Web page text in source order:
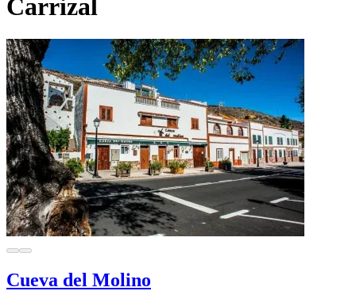
Carrizal
Cueva del Molino